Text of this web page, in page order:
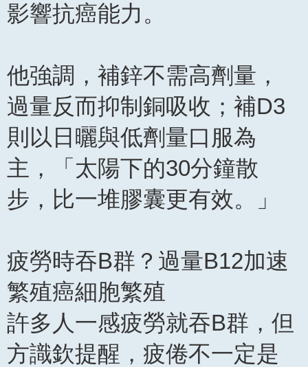
影響抗癌能力。
他強調，補鋅不需高劑量，
過量反而抑制銅吸收；補D3
則以日曬與低劑量口服為
主，「太陽下的30分鐘散
步，比一堆膠囊更有效。」
疲勞時吞B群？過量B12加速
繁殖癌細胞繁殖
許多人一感疲勞就吞B群，但
方識欽提醒，疲倦不一定是